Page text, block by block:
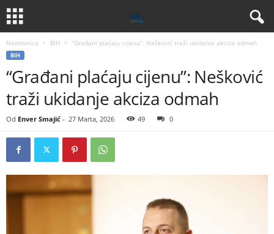
Naslovnica BIH “Građani plaćaju cijenu”: Nešković traži ukidanje akciza odmah
BIH
“Građani plaćaju cijenu”: Nešković
traži ukidanje akciza odmah
Od Enver Smajić - 27 Marta, 2026 49 0